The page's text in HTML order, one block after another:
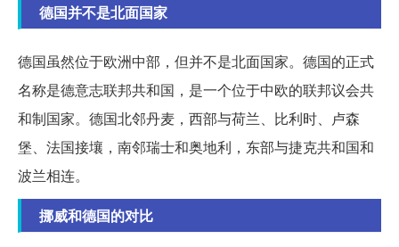
德国并不是北面国家
德国虽然位于欧洲中部，但并不是北面国家。德国的正式
名称是德意志联邦共和国，是一个位于中欧的联邦议会共
和制国家。德国北邻丹麦，西部与荷兰、比利时、卢森
堡、法国接壤，南邻瑞士和奥地利，东部与捷克共和国和
波兰相连。
挪威和德国的对比